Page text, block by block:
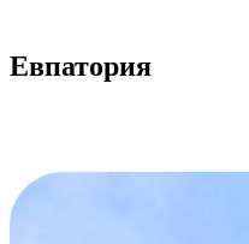
Евпатория